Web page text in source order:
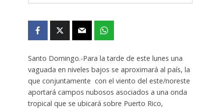
Santo Domingo.-Para la tarde de este lunes una
vaguada en niveles bajos se aproximará al país, la
que conjuntamente con el viento del este/noreste
aportará campos nubosos asociados a una onda
tropical que se ubicará sobre Puerto Rico,